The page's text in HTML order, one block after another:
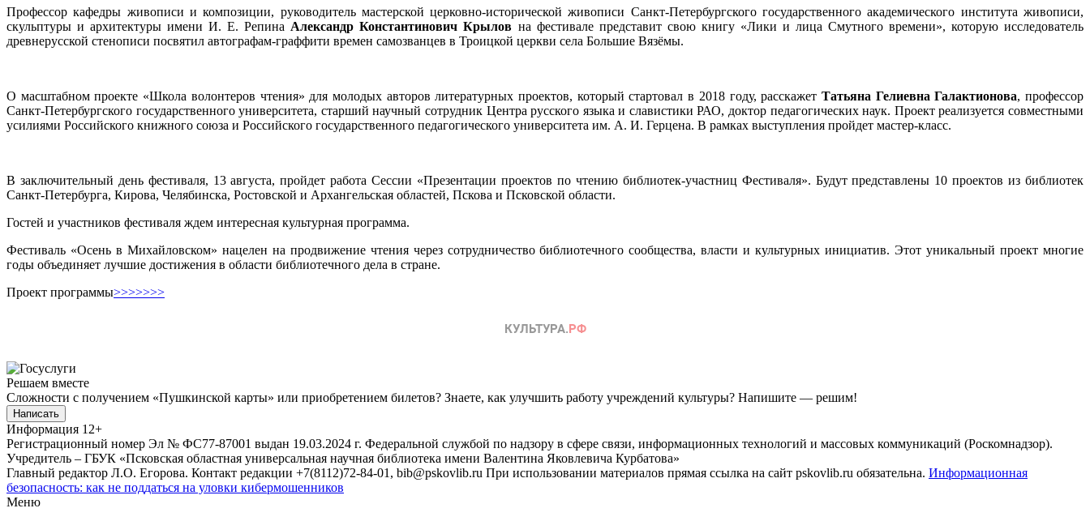
Профессор кафедры живописи и композиции, руководитель мастерской церковно-исторической живописи Санкт-Петербургского государственного академического института живописи,
скульптуры и архитектуры имени И. Е. Репина Александр Константинович Крылов на фестивале представит свою книгу «Лики и лица Смутного времени», которую исследователь
древнерусской стенописи посвятил автографам-граффити времен самозванцев в Троицкой церкви села Большие Вязёмы.
О масштабном проекте «Школа волонтеров чтения» для молодых авторов литературных проектов, который стартовал в 2018 году, расскажет Татьяна Гелиевна Галактионова, профессор
Санкт-Петербургского государственного университета, старший научный сотрудник Центра русского языка и славистики РАО, доктор педагогических наук. Проект реализуется совместными
усилиями Российского книжного союза и Российского государственного педагогического университета им. А. И. Герцена. В рамках выступления пройдет мастер-класс.
В заключительный день фестиваля, 13 августа, пройдет работа Сессии «Презентации проектов по чтению библиотек-участниц Фестиваля». Будут представлены 10 проектов из библиотек
Санкт-Петербурга, Кирова, Челябинска, Ростовской и Архангельская областей, Пскова и Псковской области.
Гостей и участников фестиваля ждем интересная культурная программа.
Фестиваль «Осень в Михайловском» нацелен на продвижение чтения через сотрудничество библиотечного сообщества, власти и культурных инициатив. Этот уникальный проект многие
годы объединяет лучшие достижения в области библиотечного дела в стране.
Проект программы>>>>>>>
Решаем вместе
Сложности с получением «Пушкинской карты» или приобретением билетов? Знаете, как улучшить работу учреждений культуры? Напишите — решим!
Написать
Информация 12+
Регистрационный номер Эл № ФС77-87001 выдан 19.03.2024 г. Федеральной службой по надзору в сфере связи, информационных технологий и массовых коммуникаций (Роскомнадзор).
Учредитель – ГБУК «Псковская областная универсальная научная библиотека имени Валентина Яковлевича Курбатова»
Главный редактор Л.О. Егорова. Контакт редакции +7(8112)72-84-01, bib@pskovlib.ru При использовании материалов прямая ссылка на сайт pskovlib.ru обязательна. Информационная
безопасность: как не поддаться на уловки кибермошенников
Меню